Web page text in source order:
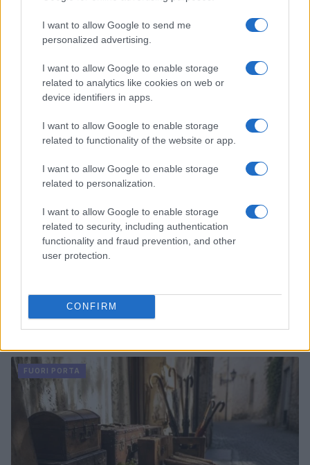
I want to allow Google to send me
personalized advertising.
I want to allow Google to enable storage
related to analytics like cookies on web or
device identifiers in apps.
I want to allow Google to enable storage
related to functionality of the website or app.
I want to allow Google to enable storage
related to personalization.
I want to allow Google to enable storage
related to security, including authentication
functionality and fraud prevention, and other
user protection.
CONFIRM
l’estate al cinema
Alessandro Tassinari · 5 Ago 2026
Dalla gloria di Coppi al declino attuale: l’allarme per il
ciclismo italiano
FUORI PORTA